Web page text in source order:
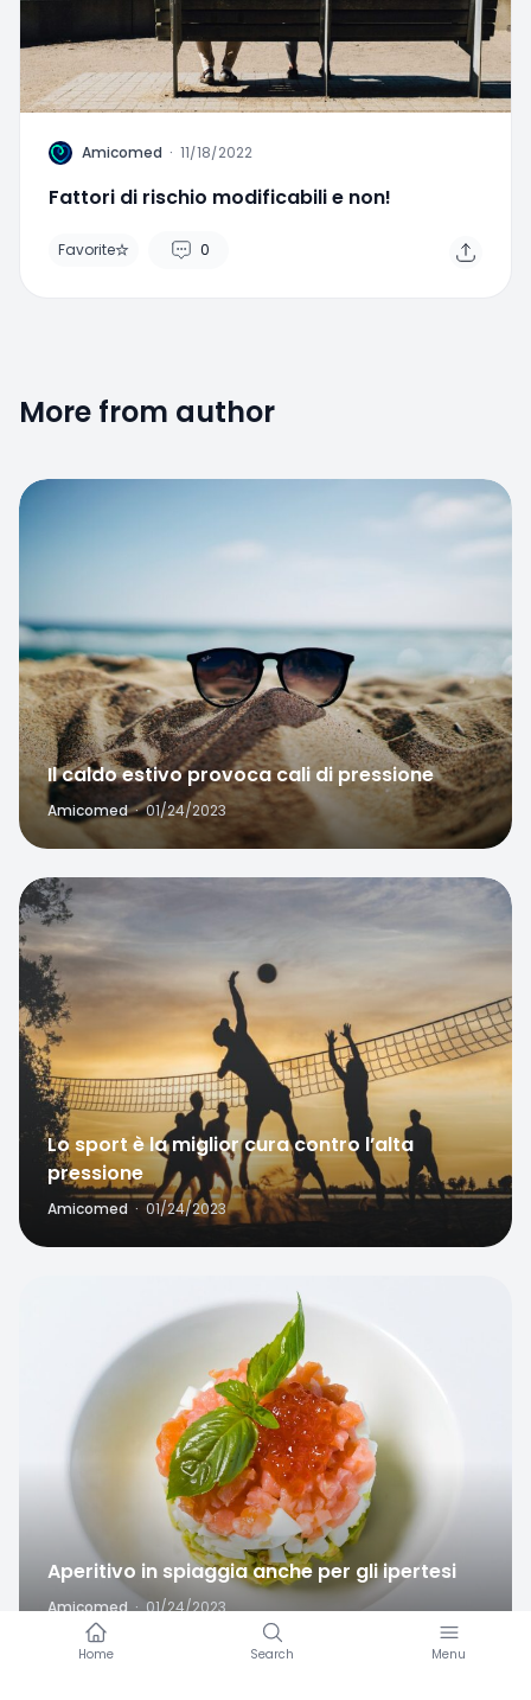
A Amicomed · 11/18/2022
Fattori di rischio modificabili e non!
Favorite 0
More from author
Il caldo estivo provoca cali di pressione
Amicomed · 01/24/2023
Favorite
Lo sport è la miglior cura contro l’alta
pressione
Amicomed · 01/24/2023
Aperitivo in spiaggia anche per gli ipertesi
Amicomed · 01/24/2023